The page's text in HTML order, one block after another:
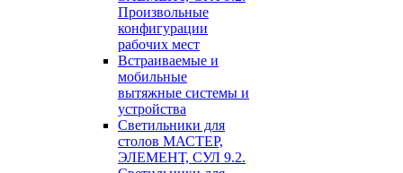
Произвольные
конфигурации
рабочих мест
Встраиваемые и
мобильные
вытяжные системы и
устройства
Светильники для
столов МАСТЕР,
ЭЛЕМЕНТ, СУЛ 9.2.